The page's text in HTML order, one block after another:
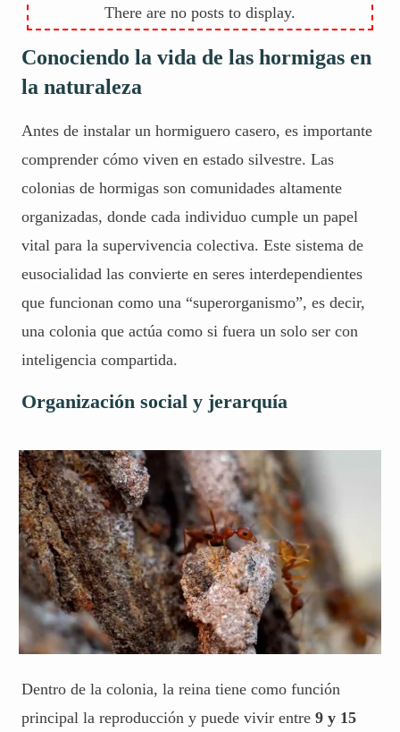
Conociendo la vida de las hormigas en
la naturaleza
Antes de instalar un hormiguero casero, es importante
comprender cómo viven en estado silvestre. Las
colonias de hormigas son comunidades altamente
organizadas, donde cada individuo cumple un papel
vital para la supervivencia colectiva. Este sistema de
eusocialidad las convierte en seres interdependientes
que funcionan como una “superorganismo”, es decir,
una colonia que actúa como si fuera un solo ser con
inteligencia compartida.
Organización social y jerarquía
Dentro de la colonia, la reina tiene como función
principal la reproducción y puede vivir entre 9 y 15